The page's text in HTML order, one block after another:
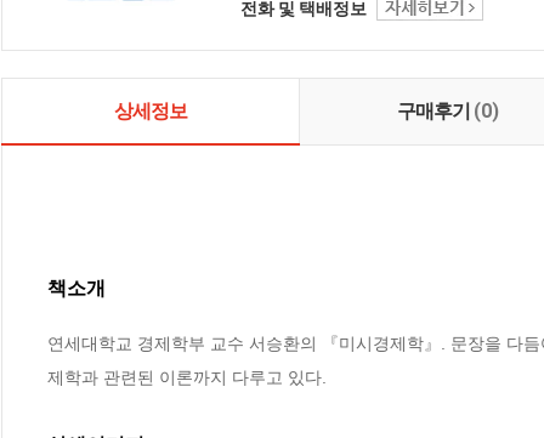
전화 및 택배정보
상세정보 구매후기 (0)
책소개
연세대학교 경제학부 교수 서승환의 『미시경제학』. 문장을 다
제학과 관련된 이론까지 다루고 있다.